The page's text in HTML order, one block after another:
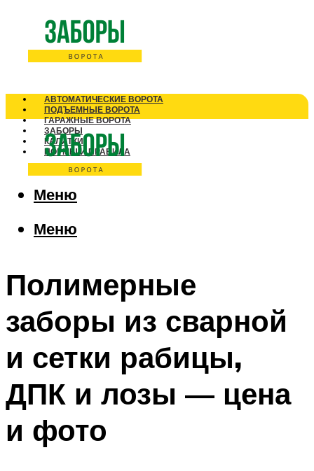
АВТОМАТИЧЕСКИЕ ВОРОТА
ПОДЪЕМНЫЕ ВОРОТА
ГАРАЖНЫЕ ВОРОТА
ЗАБОРЫ
КАЛИТКИ
НОРМЫ И ПРАВИЛА
Меню
Меню
Полимерные
заборы из сварной
и сетки рабицы,
ДПК и лозы — цена
и фото